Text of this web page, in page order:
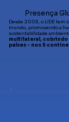
Presença
Desde 2003, o LIDE tem
mundo, promovendo a
sustentabilidade
multilateral, cobrindo
países - nos 5